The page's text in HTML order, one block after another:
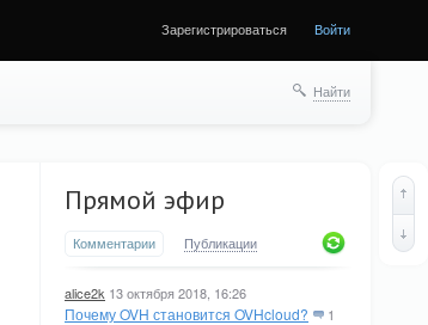
Зарегистрироваться Войти
Найти
Прямой эфир
Комментарии Публикации
alice2k 13 октября 2018, 16:26
Почему OVH становится OVHcloud? 1